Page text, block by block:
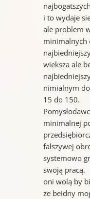
i to wydaje
ale problem
minimalnych
wieksza ale
nimialnym
15 do 150.
minimalnej
fałszywej
systemowo
swoją pracą.
oni wolą by
ze beidny